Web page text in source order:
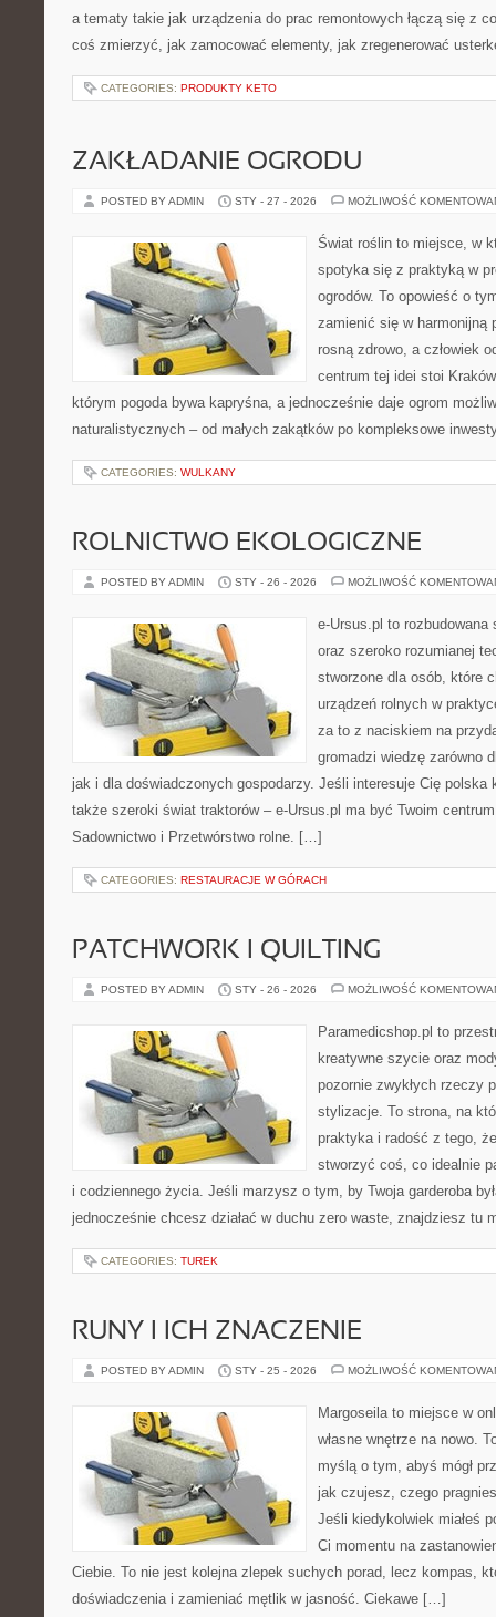
a tematy takie jak urządzenia do prac remontowych łączą się z
coś zmierzyć, jak zamocować elementy, jak zregenerować
CATEGORIES: PRODUKTY KETO
ZAKŁADANIE OGRODU
POSTED BY ADMIN STY - 27 - 2026 MOŻLIWOŚĆ
Świat roślin to miejsce, w
spotyka się z praktyką w
ogrodów. To opowieść o
zamienić się w harmonijną
rosną zdrowo, a człowiek
centrum tej idei stoi
którym pogoda bywa kapryśna, a jednocześnie daje ogrom
naturalistycznych – od małych zakątków po kompleksowe
CATEGORIES: WULKANY
ROLNICTWO EKOLOGICZNE
POSTED BY ADMIN STY - 26 - 2026 MOŻLIWOŚĆ
e-Ursus.pl to rozbudowana
oraz szeroko rozumianej
stworzone dla osób, które
urządzeń rolnych w
za to z naciskiem na
gromadzi wiedzę zarówno
jak i dla doświadczonych gospodarzy. Jeśli interesuje Cię polska
także szeroki świat traktorów – e-Ursus.pl ma być Twoim
Sadownictwo i Przetwórstwo rolne. […]
CATEGORIES: RESTAURACJE W GÓRACH
PATCHWORK I QUILTING
POSTED BY ADMIN STY - 26 - 2026 MOŻLIWOŚĆ
Paramedicshop.pl to
kreatywne szycie oraz
pozornie zwykłych rzeczy
stylizacje. To strona, na
praktyka i radość z tego,
stworzyć coś, co idealnie
i codziennego życia. Jeśli marzysz o tym, by Twoja garderoba
jednocześnie chcesz działać w duchu zero waste, znajdziesz tu
CATEGORIES: TUREK
RUNY I ICH ZNACZENIE
POSTED BY ADMIN STY - 25 - 2026 MOŻLIWOŚĆ
Margoseila to miejsce w
własne wnętrze na nowo.
myślą o tym, abyś mógł
jak czujesz, czego
Jeśli kiedykolwiek miałeś
Ci momentu na
Ciebie. To nie jest kolejna zlepek suchych porad, lecz kompas,
doświadczenia i zamieniać mętlik w jasność. Ciekawe […]